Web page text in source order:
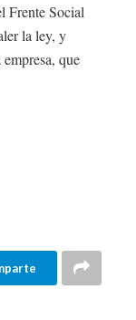
Frente Social
la ley, y
que